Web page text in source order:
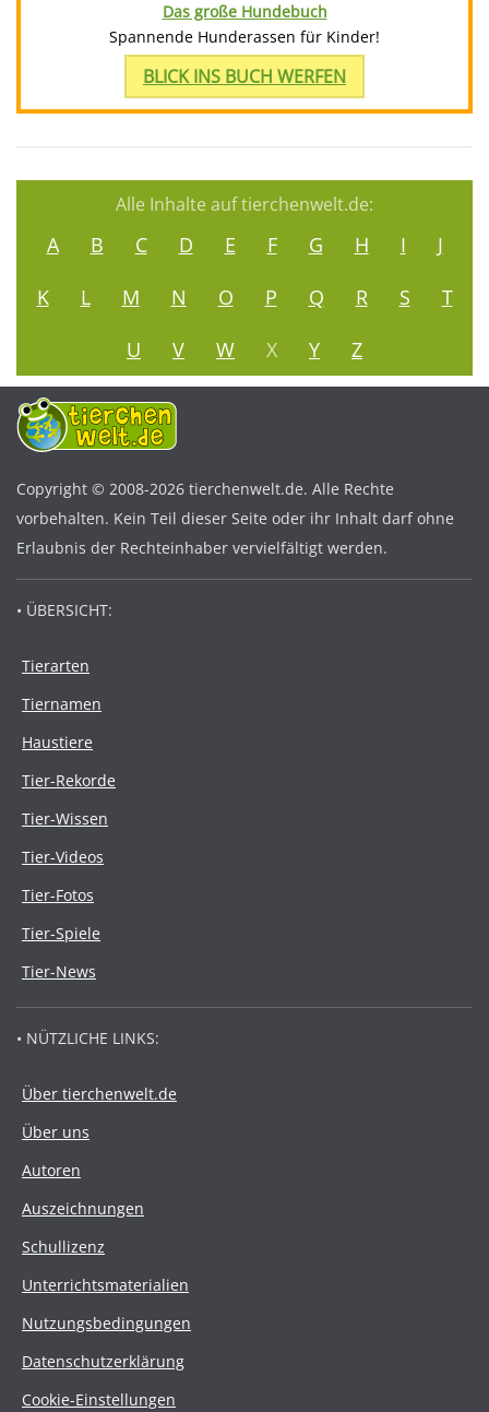
Das große Hundebuch
Spannende Hunderassen für Kinder!
BLICK INS BUCH WERFEN
Alle Inhalte auf tierchenwelt.de:
A B C D E F G H I
J
K
L M N O P Q R S
T
U
V W X Y Z
Copyright © 2008-2026 tierchenwelt.de. Alle Rechte
vorbehalten. Kein Teil dieser Seite oder ihr Inhalt darf ohne
Erlaubnis der Rechteinhaber vervielfältigt werden.
• ÜBERSICHT:
Tierarten
Tiernamen
Haustiere
Tier-Rekorde
Tier-Wissen
Tier-Videos
Tier-Fotos
Tier-Spiele
Tier-News
• NÜTZLICHE LINKS:
Über tierchenwelt.de
Über uns
Autoren
Auszeichnungen
Schullizenz
Unterrichtsmaterialien
Nutzungsbedingungen
Datenschutzerklärung
Cookie-Einstellungen